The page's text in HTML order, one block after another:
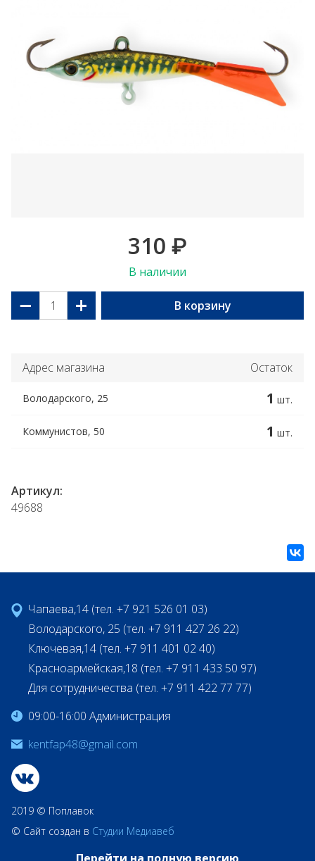
310 ₽
В наличии
− + В корзину
Адрес магазина Остаток
Володарского, 25 1 шт.
Коммунистов, 50 1 шт.
Артикул:
49688
Чапаева,14 (тел. +7 921 526 01 03)
Володарского, 25 (тел. +7 911 427 26 22)
Ключевая,14 (тел. +7 911 401 02 40)
Красноармейская,18 (тел. +7 911 433 50 97)
Для сотрудничества (тел. +7 911 422 77 77)
09:00-16:00 Администрация
kentfap48@gmail.com
2019 © Поплавок
© Сайт создан в Студии Медиавеб